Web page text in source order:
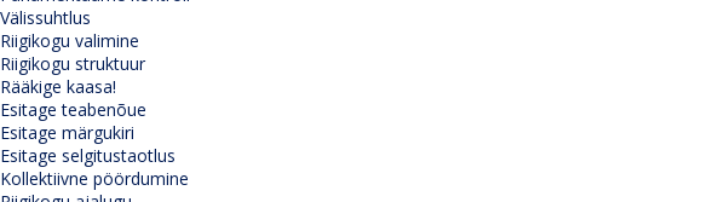
Välissuhtlus
Riigikogu valimine
Riigikogu struktuur
Rääkige kaasa!
Esitage teabenõue
Esitage märgukiri
Esitage selgitustaotlus
Kollektiivne pöördumine